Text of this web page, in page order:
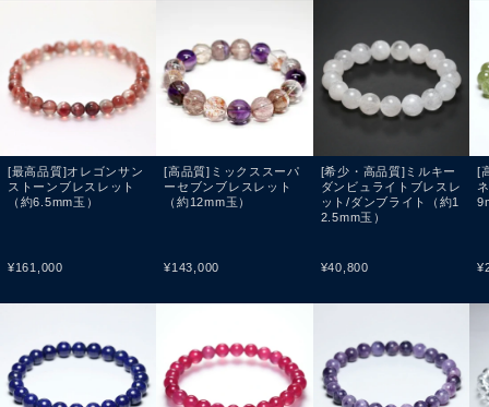
[最高品質]オレゴンサン
ストーンブレスレット
（約6.5mm玉）
¥161,000
[高品質]ミックススーパ
ーセブンブレスレット
（約12mm玉）
¥143,000
[希少・高品質]ミルキー
ダンビュライトブレスレ
ット/ダンブライト（約1
2.5mm玉）
¥40,800
[
¥